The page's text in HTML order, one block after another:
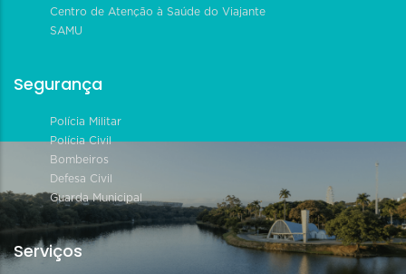
Centro de Atenção à Saúde do Viajante
SAMU
Segurança
Polícia Militar
Polícia Civil
Bombeiros
Defesa Civil
Guarda Municipal
Serviços